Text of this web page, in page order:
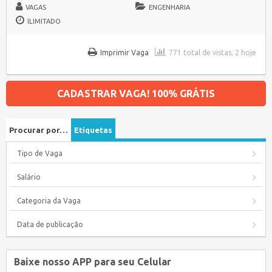
VAGAS
ENGENHARIA
ILIMITADO
771 total de vistas, 2 hoje
Imprimir Vaga
CADASTRAR VAGA! 100% GRÁTIS
Procurar por… Etiquetas
Tipo de Vaga
Salário
Categoria da Vaga
Data de publicação
Baixe nosso APP para seu Celular